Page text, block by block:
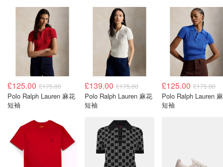
£125.00 £175.00
Polo Ralph Lauren 麻花
短袖
£139.00 £175.00
Polo Ralph Lauren 麻花
短袖
£125.00 £175.00
Polo Ralph Lauren
短袖